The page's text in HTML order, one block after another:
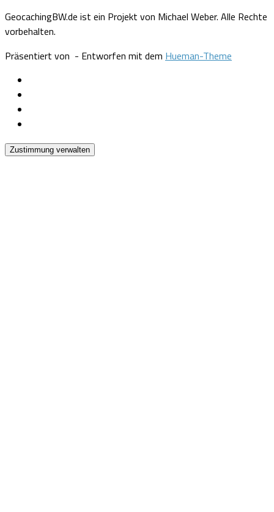
GeocachingBW.de ist ein Projekt von Michael Weber. Alle Rechte
vorbehalten.
Präsentiert von - Entworfen mit dem Hueman-Theme
Zustimmung verwalten